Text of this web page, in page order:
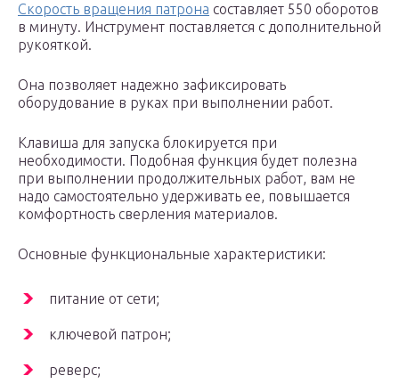
Скорость вращения патрона составляет 550 оборотов
в минуту. Инструмент поставляется с дополнительной
рукояткой.
Она позволяет надежно зафиксировать
оборудование в руках при выполнении работ.
Клавиша для запуска блокируется при
необходимости. Подобная функция будет полезна
при выполнении продолжительных работ, вам не
надо самостоятельно удерживать ее, повышается
комфортность сверления материалов.
Основные функциональные характеристики:
питание от сети;
ключевой патрон;
реверс;